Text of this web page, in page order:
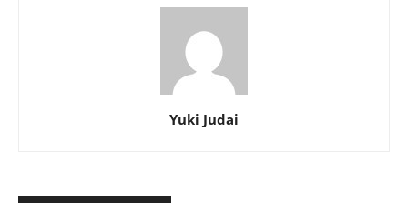
Yuki Judai